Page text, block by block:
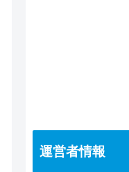
運営者情報